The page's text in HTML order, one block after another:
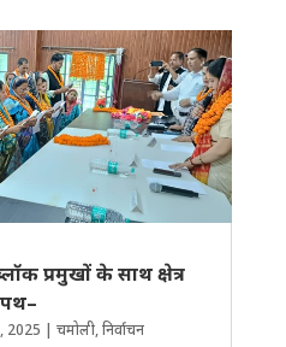
प्रमुखों के साथ क्षेत्र
2025 | चमोली,निर्वाचन